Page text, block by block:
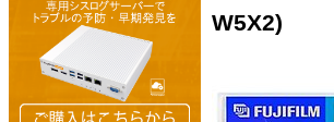
W5X2)